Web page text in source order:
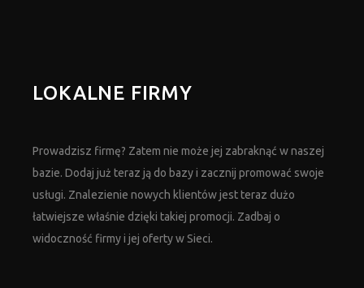
LOKALNE FIRMY
Prowadzisz firmę? Zatem nie może jej zabraknąć w naszej
bazie. Dodaj już teraz ją do bazy i zacznij promować swoje
usługi. Znalezienie nowych klientów jest teraz dużo
łatwiejsze właśnie dzięki takiej promocji. Zadbaj o
widoczność firmy i jej oferty w Sieci.